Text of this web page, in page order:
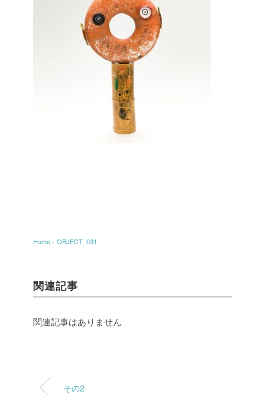
Home › OBJECT_031
関連記事
関連記事はありません
その2